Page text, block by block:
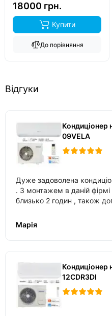
18000 грн.
Купити
До порівняння
Відгуки
Кондиціонер
09VELA
Дуже задоволена
. З монтажем в даній фірмі , встановлення зайняло
близько 2 годин , також допомогли налаштувати
Марія
Кондиціонер
12CDR3DI